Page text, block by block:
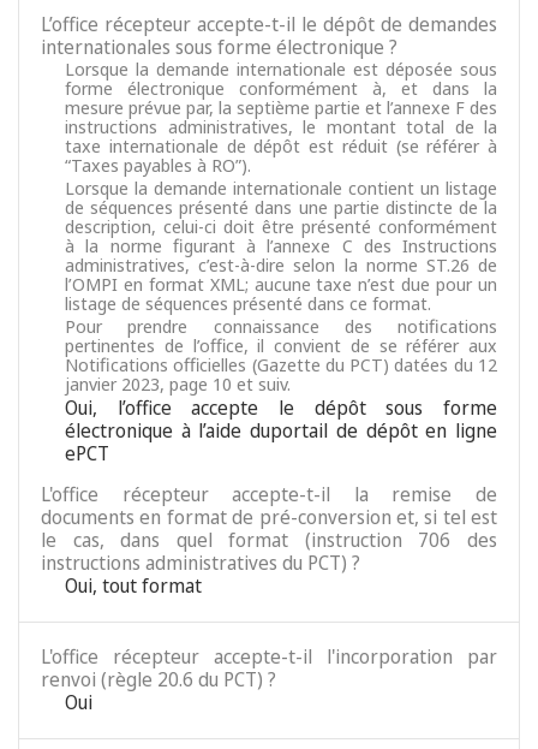
L’office récepteur accepte-t-il le dépôt de demandes
internationales sous forme électronique ?
Lorsque la demande internationale est déposée sous
forme électronique conformément à, et dans la
mesure prévue par, la septième partie et l’annexe F des
instructions administratives, le montant total de la
taxe internationale de dépôt est réduit (se référer à
“Taxes payables à RO”).
Lorsque la demande internationale contient un listage
de séquences présenté dans une partie distincte de la
description, celui-ci doit être présenté conformément
à la norme figurant à l’annexe C des Instructions
administratives, c’est-à-dire selon la norme ST.26 de
l’OMPI en format XML; aucune taxe n’est due pour un
listage de séquences présenté dans ce format.
Pour prendre connaissance des notifications
pertinentes de l’office, il convient de se référer aux
Notifications officielles (Gazette du PCT) datées du 12
janvier 2023, page 10 et suiv.
Oui, l’office accepte le dépôt sous forme
électronique à l’aide duportail de dépôt en ligne
ePCT
L'office récepteur accepte-t-il la remise de
documents en format de pré-conversion et, si tel est
le cas, dans quel format (instruction 706 des
instructions administratives du PCT) ?
Oui, tout format
L'office récepteur accepte-t-il l'incorporation par
renvoi (règle 20.6 du PCT) ?
Oui